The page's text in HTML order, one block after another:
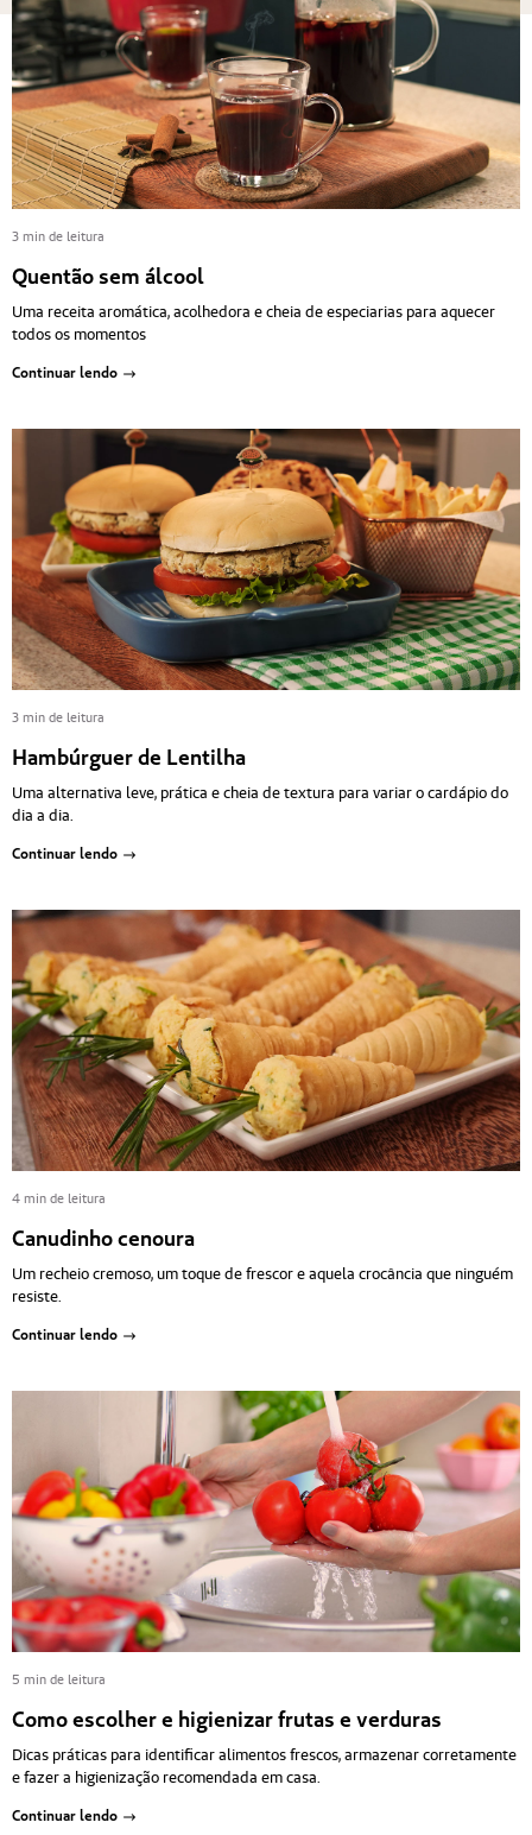
3 min de leitura
Quentão sem álcool
Uma receita aromática, acolhedora e cheia de especiarias para aquecer
todos os momentos
Continuar lendo
3 min de leitura
Hambúrguer de Lentilha
Uma alternativa leve, prática e cheia de textura para variar o cardápio do
dia a dia.
Continuar lendo
4 min de leitura
Canudinho cenoura
Um recheio cremoso, um toque de frescor e aquela crocância que ninguém
resiste.
Continuar lendo
5 min de leitura
Como escolher e higienizar frutas e verduras
Dicas práticas para identificar alimentos frescos, armazenar corretamente
e fazer a higienização recomendada em casa.
Continuar lendo